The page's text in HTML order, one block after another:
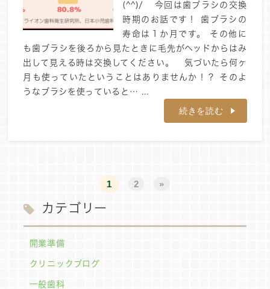
(^^)/ 今回は歯ブラシの交換
時期のお話です！ 歯ブラシの
寿命は１か月です。 その他に
も歯ブラシを後ろから見たときに毛先がヘッドからはみ
出して見える時は交換してください。 気づいたら何ヶ
月も使っていたということはありませんか！？ そのよ
うなブラシを使っていると… ...
続きを読む
1 2 »
カテゴリー
開業準備
クリニックブログ
一般歯科